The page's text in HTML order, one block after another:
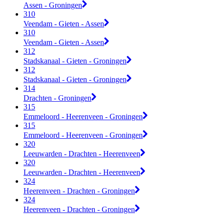
Assen - Groningen
310
Veendam - Gieten - Assen
310
Veendam - Gieten - Assen
312
Stadskanaal - Gieten - Groningen
312
Stadskanaal - Gieten - Groningen
314
Drachten - Groningen
315
Emmeloord - Heerenveen - Groningen
315
Emmeloord - Heerenveen - Groningen
320
Leeuwarden - Drachten - Heerenveen
320
Leeuwarden - Drachten - Heerenveen
324
Heerenveen - Drachten - Groningen
324
Heerenveen - Drachten - Groningen